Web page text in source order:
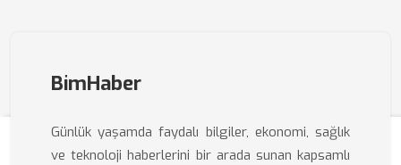
BimHaber
Günlük yaşamda faydalı bilgiler, ekonomi, sağlık
ve teknoloji haberlerini bir arada sunan kapsamlı